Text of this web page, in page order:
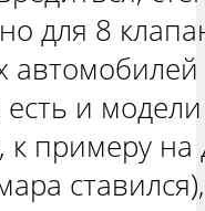
для 8
и
к примеру